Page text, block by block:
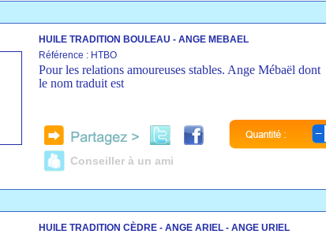
HUILE TRADITION BOULEAU - ANGE MEBAEL
Référence : HTBO
Pour les relations amoureuses stables. Ange Mébaël dont
le nom traduit est
Conseiller à un ami
HUILE TRADITION CÈDRE - ANGE ARIEL - ANGE URIEL